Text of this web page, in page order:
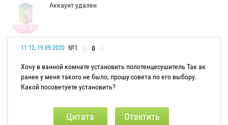
Аккаунт удален
11:12, 19.09.2020 №1 0
Хочу в ванной комнате установить полотенцесушитель Так ак
ранее у меня такого не было, прошу совета по его выбору.
Какой посоветуете установить?
Цитата Ответить